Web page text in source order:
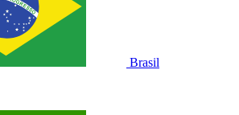
Brasil